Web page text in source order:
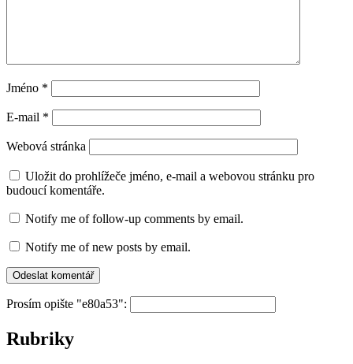
Jméno *
E-mail *
Webová stránka
Uložit do prohlížeče jméno, e-mail a webovou stránku pro
budoucí komentáře.
Notify me of follow-up comments by email.
Notify me of new posts by email.
Prosím opište "e80a53":
Rubriky